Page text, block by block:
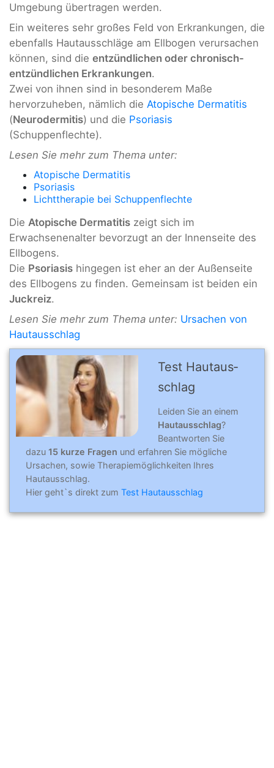
Umgebung übertragen werden.
Ein weiteres sehr großes Feld von Erkrankungen, die
ebenfalls Hautausschläge am Ellbogen verursachen
können, sind die entzündlichen oder chronisch-
entzündlichen Erkrankungen.
Zwei von ihnen sind in besonderem Maße
hervorzuheben, nämlich die Atopische Dermatitis
(Neurodermitis) und die Psoriasis
(Schuppenflechte).
Lesen Sie mehr zum Thema unter:
Atopische Dermatitis
Psoriasis
Lichttherapie bei Schuppenflechte
Die Atopische Dermatitis zeigt sich im
Erwachsenenalter bevorzugt an der Innenseite des
Ellbogens.
Die Psoriasis hingegen ist eher an der Außenseite
des Ellbogens zu finden. Gemeinsam ist beiden ein
Juckreiz.
Lesen Sie mehr zum Thema unter: Ursachen von
Hautausschlag
Test Hautaus­
schlag
Leiden Sie an einem
Hautausschlag?
Beantworten Sie
dazu 15 kurze Fragen und erfahren Sie mögliche
Ursachen, sowie Therapiemöglichkeiten Ihres
Hautausschlag.
Hier geht`s direkt zum Test Hautausschlag